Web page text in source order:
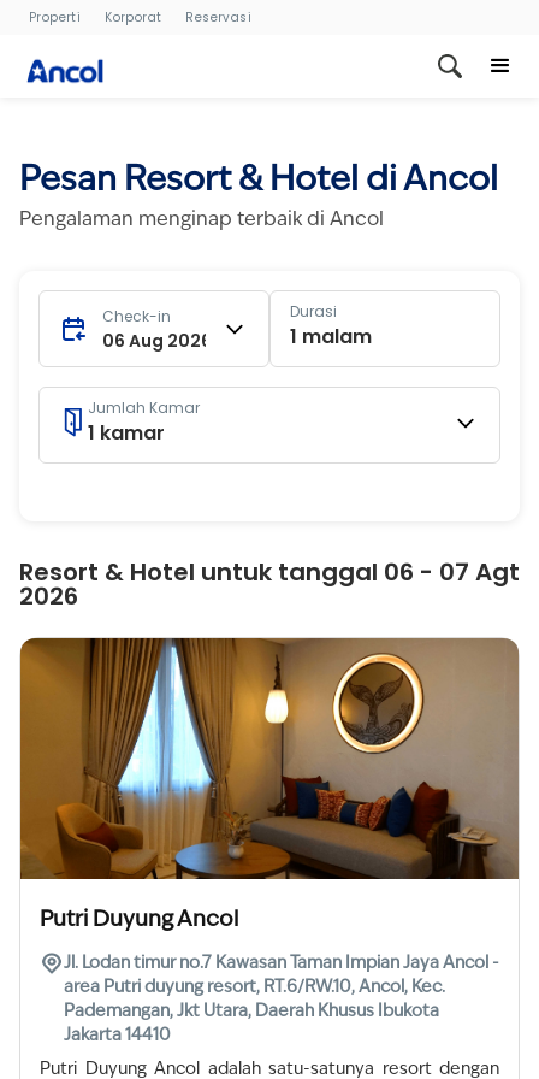
Properti Korporat Reservasi
Pesan Resort & Hotel di Ancol
Pengalaman menginap terbaik di Ancol
Check-in Durasi
1 malam
Jumlah Kamar
1 kamar
Resort & Hotel untuk tanggal 06 - 07 Agt
2026
Putri Duyung Ancol
Jl. Lodan timur no.7 Kawasan Taman Impian Jaya Ancol -
area Putri duyung resort, RT.6/RW.10, Ancol, Kec.
Pademangan, Jkt Utara, Daerah Khusus Ibukota
Jakarta 14410
Putri Duyung Ancol adalah satu-satunya resort dengan